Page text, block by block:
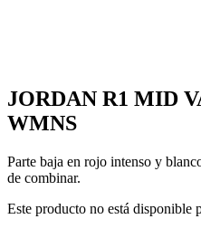
JORDAN R1 MID
WMNS
Parte baja en rojo intenso y
de combinar.
Este producto no está disponible